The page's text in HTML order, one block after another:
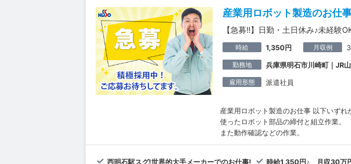
産業用ロボット製造のお仕
【急募!!】日勤・土日休み♪未経験
時給 1,350円 月収例
勤務地 兵庫県明石市川崎町｜JR
雇用形態 派遣社員
産業用ロボット製造のお仕事 以下いず
使ったロボット部品の締付と組立作業。
また動作確認などの作業。
西明石駅スグ!世界的大手メーカーでのお仕事! 時給1,350円♪ 月収30万